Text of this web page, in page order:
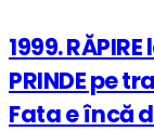
1999.
PRINDE pe
Fata e încă